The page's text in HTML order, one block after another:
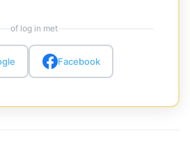
of log in met
Facebook